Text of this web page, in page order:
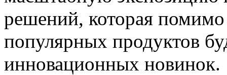
решений, которая
популярных продуктов
инновационных новинок.